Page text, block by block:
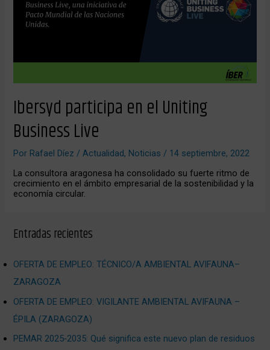
Ibersyd participa en el Uniting
Business Live
Por Rafael Díez/Actualidad, Noticias / 14 septiembre, 2022
La consultora aragonesa ha consolidado su fuerte ritmo de
crecimiento en el ámbito empresarial de la sostenibilidad y la
economía circular.
Entradas recientes
OFERTA DE EMPLEO: TÉCNICO/A AMBIENTAL AVIFAUNA–
ZARAGOZA
OFERTA DE EMPLEO: VIGILANTE AMBIENTAL AVIFAUNA –
ÉPILA (ZARAGOZA)
PEMAR 2025‑2035: Qué significa este nuevo plan de residuos